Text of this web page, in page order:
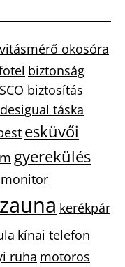
okosóra
biztonság
biztosítás
desigual táska
esküvői
gyerekülés
kerékpár
kínai telefon
ruha motoros